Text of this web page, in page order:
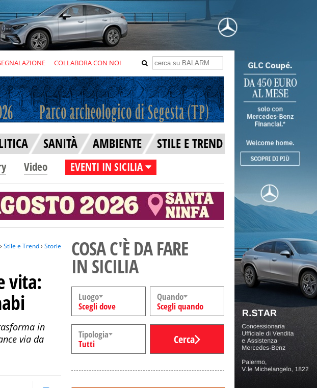
COLLABORA CON NOI
SANITÀ AMBIENTE STILE E TREND
Video EVENTI IN SICILIA
› Stile e Trend› Storie
vita:
in
via da
COSA C'È DA FARE
IN SICILIA
Luogo
Scegli dove
Quando
Scegli quando
Tipologia
Tutti
Cerca